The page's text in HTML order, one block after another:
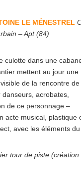
LE MÉNESTREL
– Apt (84)
culotte dans une
mettent au jour une
de la rencontre de
acrobates,
de ce personnage –
acte musical, plastique
avec les éléments du
tour de piste